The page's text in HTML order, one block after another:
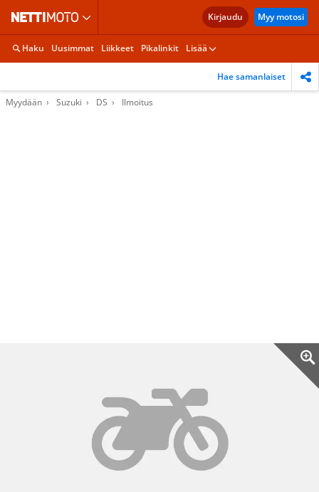
Kirjaudu Myy motosi
Haku Uusimmat Liikkeet Pikalinkit Lisää
Hae samanlaiset
Myydään Suzuki DS Ilmoitus